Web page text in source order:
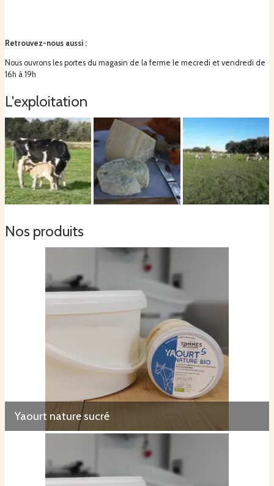
Retrouvez-nous aussi :
Nous ouvrons les portes du magasin de la ferme le mecredi et vendredi de
16h à 19h
L'exploitation
Nos produits
Yaourt nature sucré